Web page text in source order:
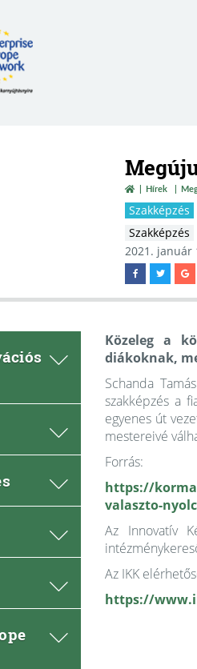
Hírek
Szakképzés
Szakképzés
2021. január
Közeleg a
diákoknak,
Schanda
szakképzés a
egyenes út
mestereivé
Forrás:
https://
valaszto-
Az Innovatív
Az IKK
https://